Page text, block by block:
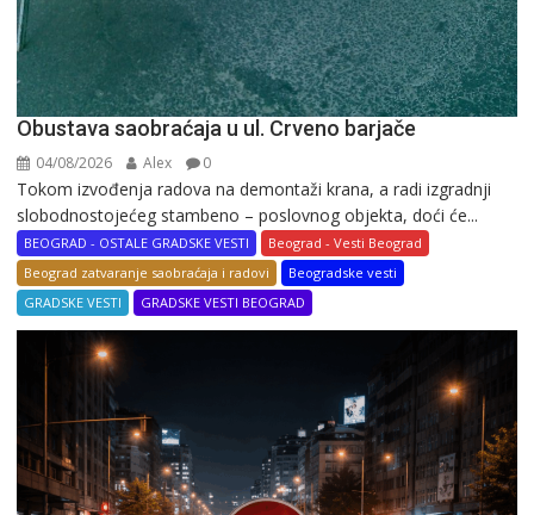
Obustava saobraćaja u ul. Crveno barjače
04/08/2026 Alex 0
Tokom izvođenja radova na demontaži krana, a radi izgradnji
slobodnostojećeg stambeno – poslovnog objekta, doći će...
BEOGRAD - OSTALE GRADSKE VESTI
Beograd - Vesti Beograd
Beograd zatvaranje saobraćaja i radovi
Beogradske vesti
GRADSKE VESTI
GRADSKE VESTI BEOGRAD